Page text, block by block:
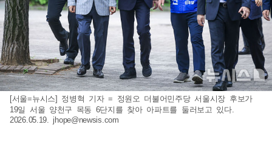
[서울=뉴시스] 정병혁 기자 = 정원오 더불어민주당 서울시장 후보가
19일 서울 양천구 목동 6단지를 찾아 아파트를 둘러보고 있다.
2026.05.19. jhope@newsis.com